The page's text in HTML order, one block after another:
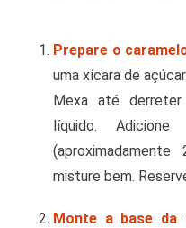
Prepare o
uma xícara de
Mexa até
líquido.
misture bem.
Monte a base da